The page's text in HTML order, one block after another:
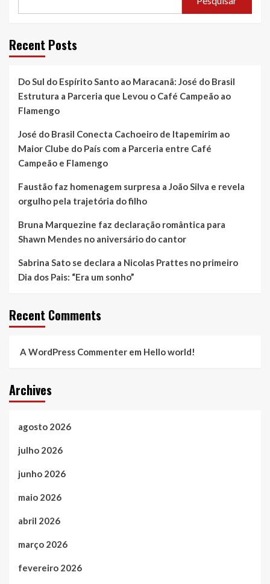
Recent Posts
Do Sul do Espírito Santo ao Maracanã: José do Brasil
Estrutura a Parceria que Levou o Café Campeão ao
Flamengo
José do Brasil Conecta Cachoeiro de Itapemirim ao
Maior Clube do País com a Parceria entre Café
Campeão e Flamengo
Faustão faz homenagem surpresa a João Silva e revela
orgulho pela trajetória do filho
Bruna Marquezine faz declaração romântica para
Shawn Mendes no aniversário do cantor
Sabrina Sato se declara a Nicolas Prattes no primeiro
Dia dos Pais: “Era um sonho”
Recent Comments
A WordPress Commenter em Hello world!
Archives
agosto 2026
julho 2026
junho 2026
maio 2026
abril 2026
março 2026
fevereiro 2026